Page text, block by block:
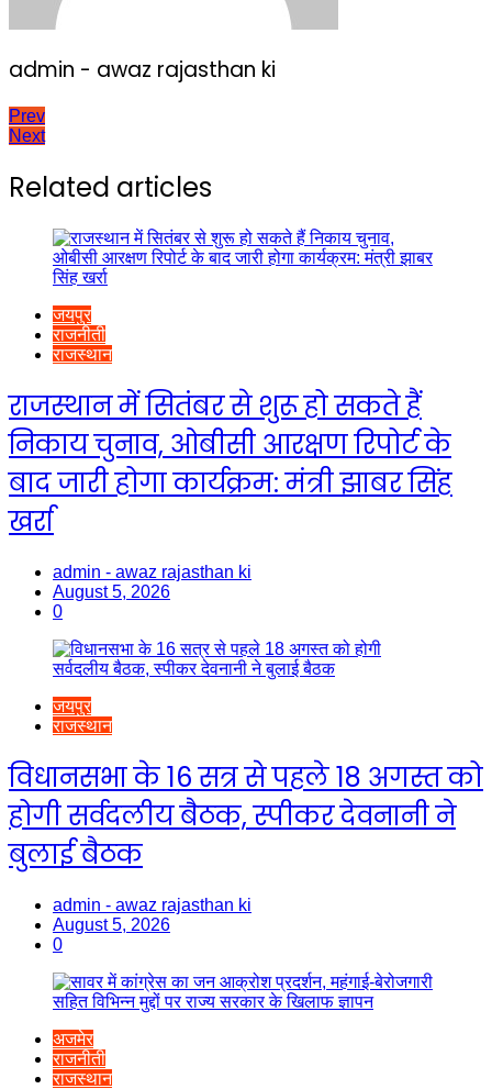
admin - awaz rajasthan ki
Post
Prev
Next
Related articles
जयपुर
राजनीती
राजस्थान
राजस्थान में सितंबर से शुरू हो सकते हैं
निकाय चुनाव, ओबीसी आरक्षण रिपोर्ट के
बाद जारी होगा कार्यक्रम: मंत्री झाबर सिंह
खर्रा
admin - awaz rajasthan ki
August 5, 2026
0
जयपुर
राजस्थान
विधानसभा के 16 सत्र से पहले 18 अगस्त को
होगी सर्वदलीय बैठक, स्पीकर देवनानी ने
बुलाई बैठक
admin - awaz rajasthan ki
August 5, 2026
0
अजमेर
राजनीती
राजस्थान